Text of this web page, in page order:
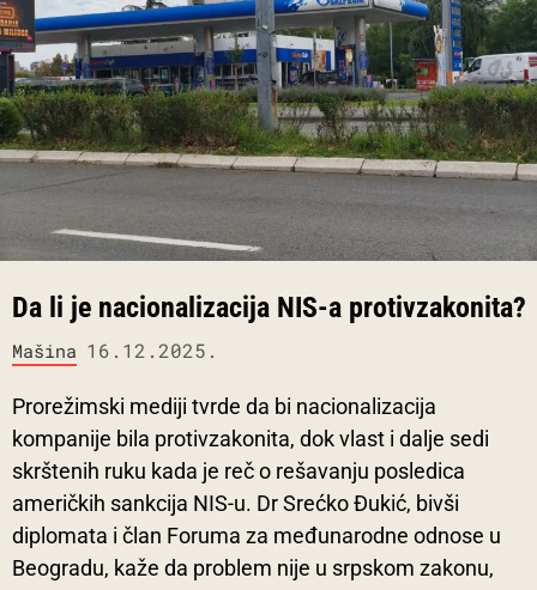
Da li je nacionalizacija NIS-a protivzakonita?
Mašina 16.12.2025.
Prorežimski mediji tvrde da bi nacionalizacija
kompanije bila protivzakonita, dok vlast i dalje sedi
skrštenih ruku kada je reč o rešavanju posledica
američkih sankcija NIS-u. Dr Srećko Đukić, bivši
diplomata i član Foruma za međunarodne odnose u
Beogradu, kaže da problem nije u srpskom zakonu,